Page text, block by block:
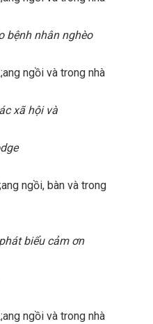
bệnh nhân nghèo
xã hội và
biểu cảm ơn